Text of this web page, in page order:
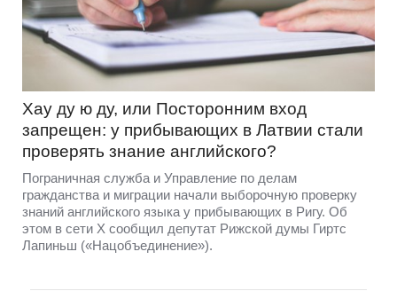
Хау ду ю ду, или Посторонним вход
запрещен: у прибывающих в Латвии стали
проверять знание английского?
Пограничная служба и Управление по делам
гражданства и миграции начали выборочную проверку
знаний английского языка у прибывающих в Ригу. Об
этом в сети Х сообщил депутат Рижской думы Гиртс
Лапиньш («Нацобъединение»).